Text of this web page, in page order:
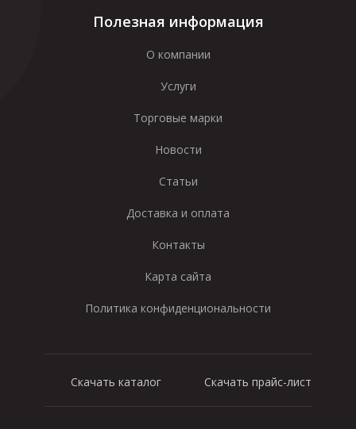
Полезная информация
О компании
Услуги
Торговые марки
Новости
Статьи
Доставка и оплата
Контакты
Карта сайта
Политика конфиденциональности
Скачать каталог Скачать прайс-лист